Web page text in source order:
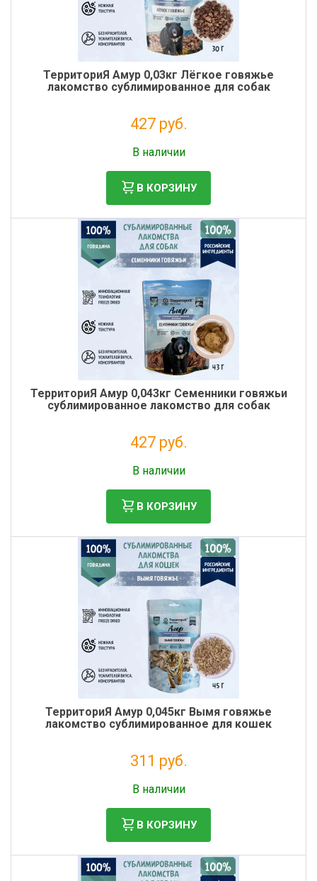
ТерриториЯ Амур 0,03кг Лёгкое говяжье
лакомство сублимированное для собак
427 руб.
В наличии
В КОРЗИНУ
ТерриториЯ Амур 0,043кг Семенники говяжьи
сублимированное лакомство для собак
427 руб.
В наличии
В КОРЗИНУ
ТерриториЯ Амур 0,045кг Вымя говяжье
лакомство сублимированное для кошек
311 руб.
В наличии
В КОРЗИНУ